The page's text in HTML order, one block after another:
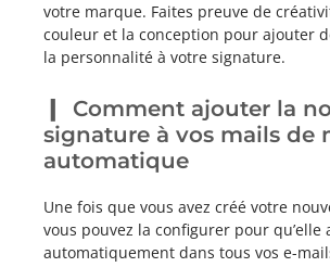
votre marque. Faites preuve de
couleur et la conception pour ajouter
la personnalité à votre signature.
Comment ajouter la
signature à vos mails de
automatique
Une fois que vous avez créé votre
vous pouvez la configurer pour qu’elle
automatiquement dans tous vos e-